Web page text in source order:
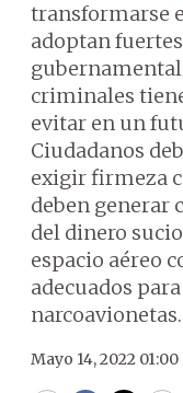
transformarse
adoptan
criminales
evitar en un
Ciudadanos
exigir firmeza
deben generar
del dinero
espacio aéreo
adecuados
narcoavionetas.
Mayo 14, 2022 01:00